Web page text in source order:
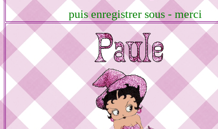
puis enregistrer sous - merci